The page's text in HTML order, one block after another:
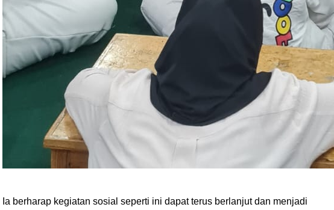
Ia berharap kegiatan sosial seperti ini dapat terus berlanjut dan menjadi